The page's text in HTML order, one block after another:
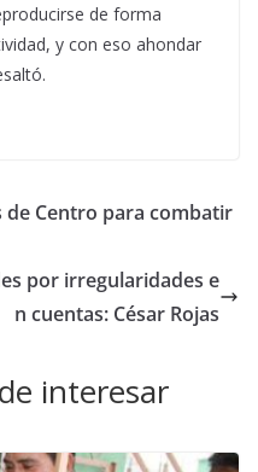
de forma
y con eso ahondar
de Centro para combatir
por irregularidades e
n cuentas: César Rojas
interesar